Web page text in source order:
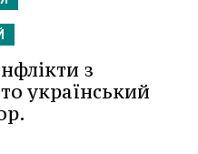
з
український